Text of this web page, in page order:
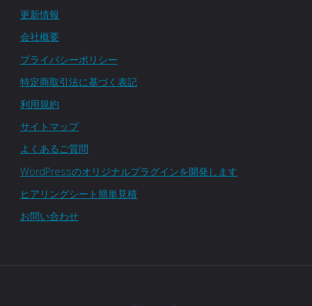
更新情報
会社概要
プライバシーポリシー
特定商取引法に基づく表記
利用規約
サイトマップ
よくあるご質問
WordPressのオリジナルプラグインを開発します
ヒアリングシート簡単見積
お問い合わせ